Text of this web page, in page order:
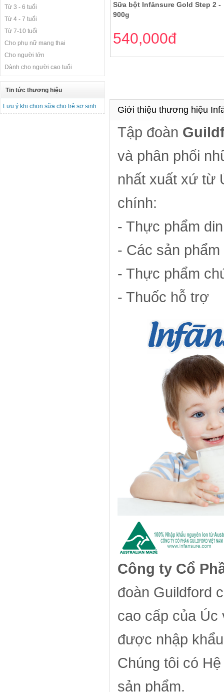
Từ 3 - 6 tuổi
Từ 4 - 7 tuổi
Từ 7-10 tuổi
Cho phụ nữ mang thai
Cho người lớn
Dành cho người cao tuổi
Tin tức thương hiệu
Lưu ý khi chọn sữa cho trẻ sơ sinh
Sữa bột Infānsure Gold Step 2 -
900g
540,000đ
Giới thiệu thương hiệu
Tập đoàn
và phân phối
nhất xuất xứ từ
chính:
- Thực phẩm
- Các sản
- Thực phẩm
- Thuốc hỗ trợ
Công ty Cổ
đoàn Guildford
cao cấp của
được nhập
Chúng tôi có
sản phẩm.